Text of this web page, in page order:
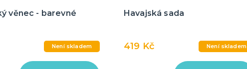
věnec - barevné
Není skladem
Havajská sada
419 Kč Není skladem